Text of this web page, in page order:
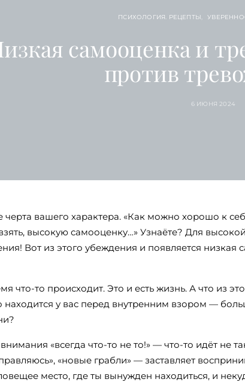
ПСИХОЛОГИЯ. РЕЦЕПТЫ
самооценка и
против
6 ИЮНЯ 2024
вашего характера. «Как можно хорошо к
высокую самооценку…» Узнаёте? Для высокой
Вот из этого убеждения и появляется низкая
что-то происходит. Это и есть жизнь. А что из
находится у вас перед внутренним взором —
«всегда что-то не то!» — что-то идёт не
«новые грабли» — заставляет
место, где ты вынужден находиться, и